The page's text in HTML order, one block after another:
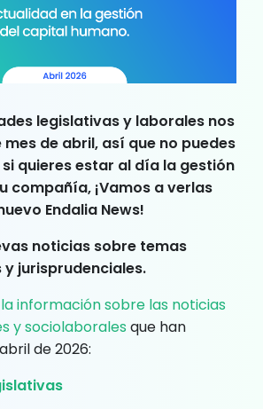
legislativas y laborales nos
de abril, así que no puedes
quieres estar al día la gestión
compañía, ¡Vamos a verlas
Endalia News!
noticias sobre temas
jurisprudenciales.
información sobre las noticias
y sociolaborales que han
de 2026: